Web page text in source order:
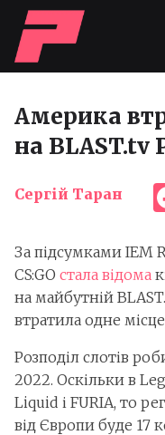
Америка
на BLAST.tv
Сергій Таран
За підсумками IEM
CS:GO стала відома
на майбутній
втратила одне
Розподіл слотів
2022. Оскільки в
Liquid і FURIA, то
від Європи буде 17